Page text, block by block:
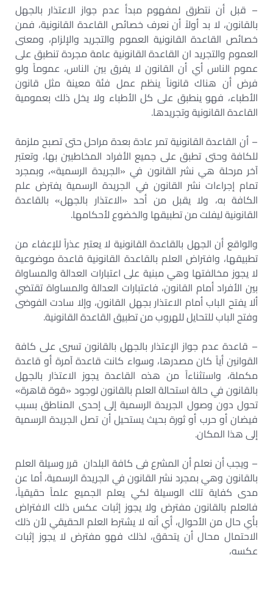
– قبل أن نتطرق لمفهوم مبدأ عدم جواز الاعتذار بالجهل
بالقانون، لا بد أولاً أن نعرف خصائص القاعدة القانونية، فمن
خصائص القاعدة القانونية العموم والتجريد والإلزام، ومعنى
العموم والتجريد ان القاعدة القانونية عامة مجردة تنطبق على
عموم الناس أي أن القانون لا يفرق بين الناس، عموماً ولو
فرض أن هناك قانوناً ينظم عمل فئة معينة مثل قانون
الأطباء، فهو ينطبق على كل الأطباء ولا يخل ذلك بعمومية
القاعدة القانونية وتجريدها.
– أن القاعدة القانونية تمر عادة بعدة مراحل حتى تصبح ملزمة
للكافة وحتى تطبق على جميع الأفراد المخاطبين بها، وتعتبر
آخر مرحلة هي نشر القانون في «الجريدة الرسمية»، وبمجرد
تمام إجراءات نشر القانون في الجريدة الرسمية يفترض علم
الكافة به، ولا يقبل من أحد «الاعتذار بالجهل» بالقاعدة
القانونية ليفلت من تطبيقها والخضوع لأحكامها.
والواقع أن الجهل بالقاعدة القانونية لا يعتبر عذراً للإعفاء من
تطبيقها، وافتراض العلم بالقاعدة القانونية قاعدة موضوعية
لا يجوز مخالفتها وهي مبنية على اعتبارات العدالة والمساواة
بين الأفراد أمام القانون، فاعتبارات العدالة والمساواة تقتضي
ألا يفتح الباب أمام الاعتذار بجهل القانون، وإلا سادت الفوضى
وفتح الباب للتحايل للهروب من تطبيق القاعدة القانونية.
– قاعدة عدم جواز الإعتذار بالجهل بالقانون تسرى على كافة
القوانين أياً كان مصدرها، وسواء كانت قاعدة آمرة أو قاعدة
مكملة، واستثناءاً من هذه القاعدة يجوز الاعتذار بالجهل
بالقانون في حالة استحالة العلم بالقانون لوجود «قوة قاهرة»
تحول دون وصول الجريدة الرسمية إلى إحدى المناطق بسبب
فيضان أو حرب أو ثورة بحيث يستحيل أن تصل الجريدة الرسمية
إلى هذا المكان.
– ويجب أن نعلم أن المشرع فى كافة البلدان قرر وسيلة العلم
بالقانون وهي بمجرد نشر القانون في الجريدة الرسمية، أما عن
مدى كفاية تلك الوسيلة لكي يعلم الجميع علماً حقيقياً،
فالعلم بالقانون مفترض ولا يجوز إثبات عكس ذلك الافتراض
بأي حال من الأحوال، أي أنه لا يشترط العلم الحقيقي لأن ذلك
الاحتمال محال أن يتحقق، لذلك فهو مفترض لا يجوز إثبات
عكسه،